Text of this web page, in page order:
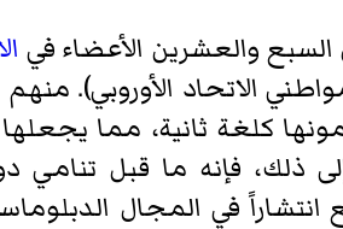
ذلك، فإنه ما قبل تنامي
في المجال